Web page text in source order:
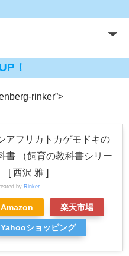
！
rinker”>
アフリカトカゲモドキの
書 （飼育の教科書シリー
[ 西沢 雅 ]
by Rinker
Amazon 楽天市場
Yahooショッピング